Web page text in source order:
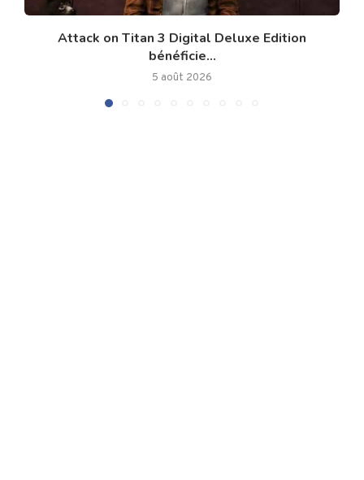
Attack on Titan 3 Digital Deluxe Edition
bénéficie...
5 août 2026